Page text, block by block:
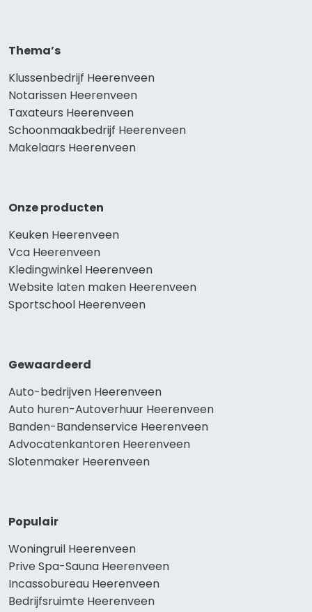
Thema’s
Klussenbedrijf Heerenveen
Notarissen Heerenveen
Taxateurs Heerenveen
Schoonmaakbedrijf Heerenveen
Makelaars Heerenveen
Onze producten
Keuken Heerenveen
Vca Heerenveen
Kledingwinkel Heerenveen
Website laten maken Heerenveen
Sportschool Heerenveen
Gewaardeerd
Auto-bedrijven Heerenveen
Auto huren-Autoverhuur Heerenveen
Banden-Bandenservice Heerenveen
Advocatenkantoren Heerenveen
Slotenmaker Heerenveen
Populair
Woningruil Heerenveen
Prive Spa-Sauna Heerenveen
Incassobureau Heerenveen
Bedrijfsruimte Heerenveen